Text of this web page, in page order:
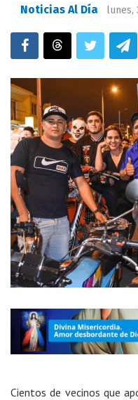
Noticias Al Día lunes,
Cientos de vecinos que